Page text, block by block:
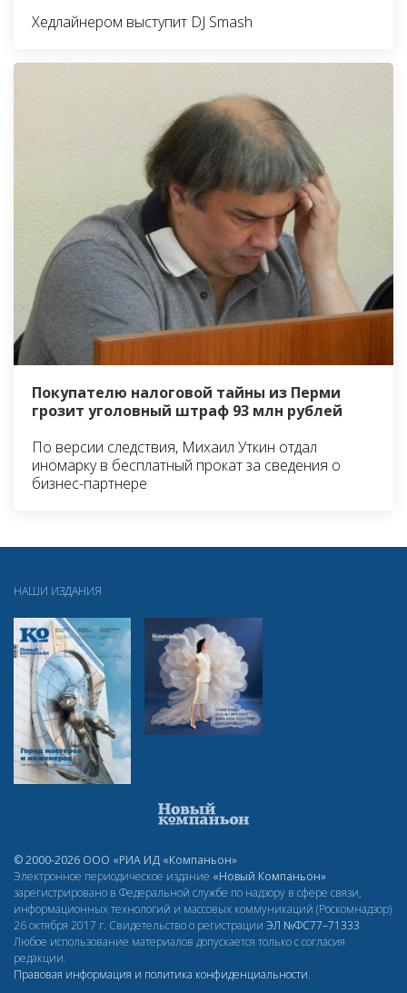
Хедлайнером выступит DJ Smash
Покупателю налоговой тайны из Перми
грозит уголовный штраф 93 млн рублей
По версии следствия, Михаил Уткин отдал
иномарку в бесплатный прокат за сведения о
бизнес-партнере
НАШИ ИЗДАНИЯ
© 2000-2026 ООО «РИА ИД «Компаньон»
Электронное периодическое издание «Новый Компаньон»
зарегистрировано в Федеральной службе по надзору в сфере связи,
информационных технологий и массовых коммуникаций (Роскомнадзор)
26 октября 2017 г. Свидетельство о регистрации ЭЛ №ФС77–71333
Любое использование материалов допускается только с согласия
редакции.
Правовая информация и политика конфиденциальности.